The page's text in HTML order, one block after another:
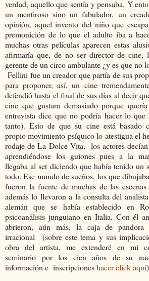
verdad, aquello que sentía y pensaba. Y
un mentiroso sino un fabulador, un
opinión, aquel invento del niño que
premonición de lo que el adulto iba a
muchas otras películas aparecen estas
afirmaría que, de no ser director de cine,
gerente de un circo ambulante ¿y es que no
Fellini fue un creador que partía de sus
para proponer, así, un cine
defendió hasta el final de sus días al decir
cine que gustara demasiado porque
entrevista dice que no podría hacer lo que
tanto). Esto de que su cine está basado
propio movimiento psíquico lo atestigua el
rodaje de La Dolce Vita, los actores
aprendiéndose los guiones pues a la
llegaba al set diciendo que había tenido un
todo. Ese mundo de sueños, los que
fueron la fuente de muchas de las
además lo llevaron a la consulta del
alemán que se había establecido en
psicoanálisis junguiano en Italia. Con él
abrieron, aún más, la caja de
irracional (sobre este tema y sus
obra del artista, me extenderé en mi
seminario por los cien años de su
información e inscripcioneshacer click aquí